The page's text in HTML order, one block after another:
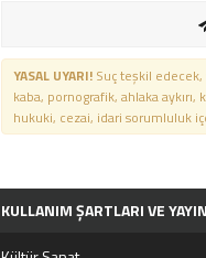
YASAL UYARI! Suç teşkil edecek,
kaba, pornografik, ahlaka
hukuki, cezai, idari sorumluluk
KULLANIM ŞARTLARI VE